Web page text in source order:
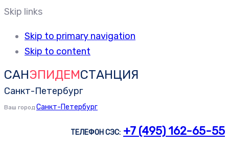
Skip links
Skip to primary navigation
Skip to content
САНЭПИДЕМСТАНЦИЯ
Санкт-Петербург
Ваш город Санкт-Петербург
ТЕЛЕФОН СЭС: +7 (495) 162-65-55